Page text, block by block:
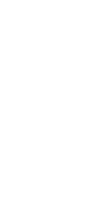
equipos
13 y Sub-17